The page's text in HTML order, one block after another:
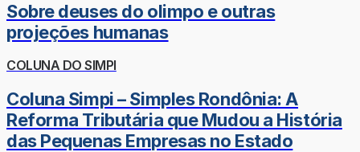
Sobre deuses do olimpo e outras
projeções humanas
COLUNA DO SIMPI
Coluna Simpi – Simples Rondônia: A
Reforma Tributária que Mudou a História
das Pequenas Empresas no Estado